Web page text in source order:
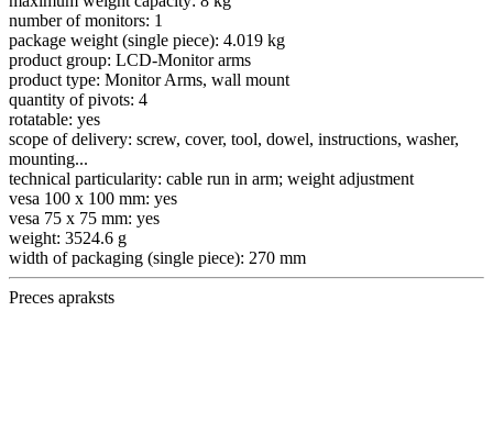
number of monitors: 1
package weight (single piece): 4.019 kg
product group: LCD-Monitor arms
product type: Monitor Arms, wall mount
quantity of pivots: 4
rotatable: yes
scope of delivery: screw, cover, tool, dowel, instructions, washer,
mounting...
technical particularity: cable run in arm; weight adjustment
vesa 100 x 100 mm: yes
vesa 75 x 75 mm: yes
weight: 3524.6 g
width of packaging (single piece): 270 mm
Preces apraksts